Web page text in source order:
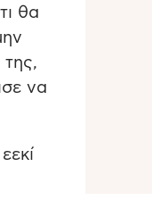
θα
να